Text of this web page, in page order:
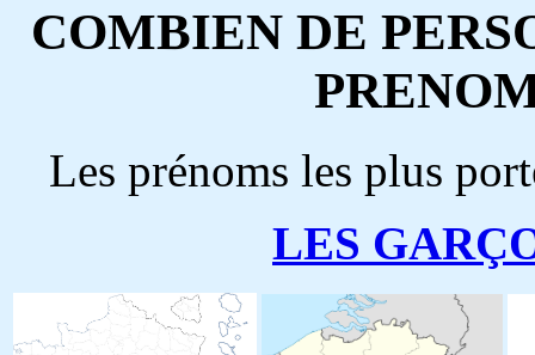
COMBIEN DE
Les prénoms les plus
LES